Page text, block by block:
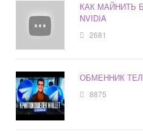
КАК МАЙНИТЬ
NVIDIA
2681
ОБМЕННИК
8875